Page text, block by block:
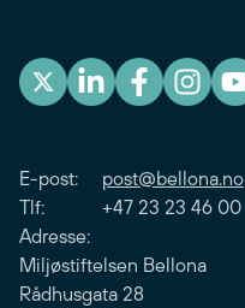
E-post: post@bellona.no
Tlf: +47 23 23 46 00
Adresse:
Miljøstiftelsen Bellona
Rådhusgata 28